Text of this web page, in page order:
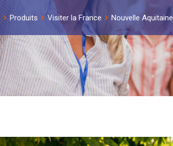
Produits Visiter la France Nouvelle Aquitaine